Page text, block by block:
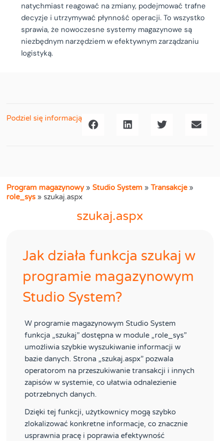
natychmiast reagować na zmiany, podejmować trafne
decyzje i utrzymywać płynność operacji. To wszystko
sprawia, że nowoczesne systemy magazynowe są
niezbędnym narzędziem w efektywnym zarządzaniu
logistyką.
Podziel się informacją
Program magazynowy»Studio System »Transakcje»
role_sys»szukaj.aspx
szukaj.aspx
Jak działa funkcja szukaj w
programie magazynowym
Studio System?
W programie magazynowym Studio System
funkcja „szukaj” dostępna w module „role_sys”
umożliwia szybkie wyszukiwanie informacji w
bazie danych. Strona „szukaj.aspx” pozwala
operatorom na przeszukiwanie transakcji i innych
zapisów w systemie, co ułatwia odnalezienie
potrzebnych danych.
Dzięki tej funkcji, użytkownicy mogą szybko
zlokalizować konkretne informacje, co znacznie
usprawnia pracę i poprawia efektywność